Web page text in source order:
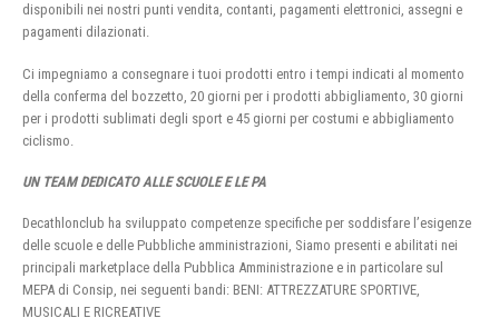
disponibili nei nostri punti vendita, contanti, pagamenti elettronici, assegni e
pagamenti dilazionati.
Ci impegniamo a consegnare i tuoi prodotti entro i tempi indicati al momento
della conferma del bozzetto, 20 giorni per i prodotti abbigliamento, 30 giorni
per i prodotti sublimati degli sport e 45 giorni per costumi e abbigliamento
ciclismo.
UN TEAM DEDICATO ALLE SCUOLE E LE PA
Decathlonclub ha sviluppato competenze specifiche per soddisfare l’esigenze
delle scuole e delle Pubbliche amministrazioni, Siamo presenti e abilitati nei
principali marketplace della Pubblica Amministrazione e in particolare sul
MEPA di Consip, nei seguenti bandi: BENI: ATTREZZATURE SPORTIVE,
MUSICALI E RICREATIVE